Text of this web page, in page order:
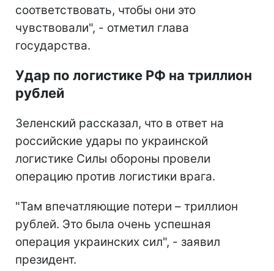
соответствовать, чтобы они это
чувствовали", - отметил глава
государства.
Удар по логистике РФ на триллион
рублей
Зеленский рассказал, что в ответ на
российские удары по украинской
логистике Силы обороны провели
операцию против логистики врага.
"Там впечатляющие потери – триллион
рублей. Это была очень успешная
операция украинских сил", - заявил
президент.